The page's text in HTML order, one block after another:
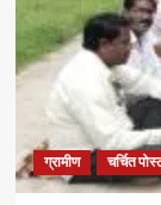
ग्रामीण चर्चित